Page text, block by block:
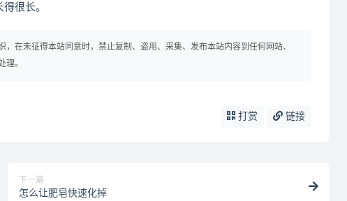
很长。
在未征得本站同意时，禁止复制、盗用、采集、发布本站内容到任何网站、
理。
打赏 链接
下一篇
怎么让肥皂快速化掉